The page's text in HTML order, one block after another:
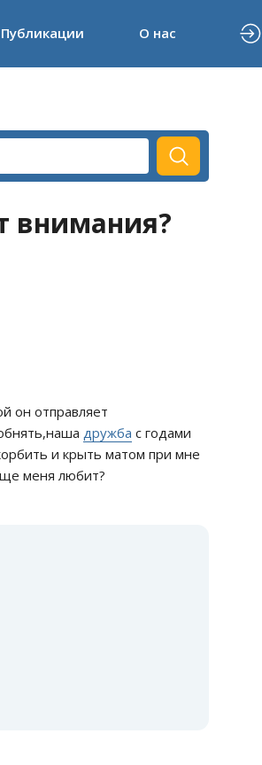
Публикации О нас
внимания?
он отправляет
дружба с годами
и крыть матом при мне
меня любит?